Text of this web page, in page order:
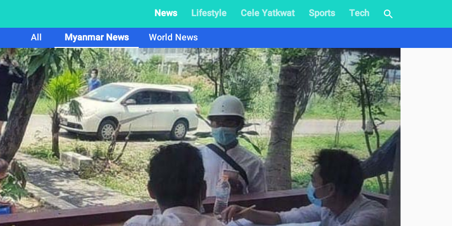
News Lifestyle Cele Yatkwat Sports
Tech
All
Myanmar News
World News